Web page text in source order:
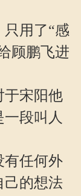
用了“感
顾鹏飞进
宋阳他
段叫人
任何外
己的想法